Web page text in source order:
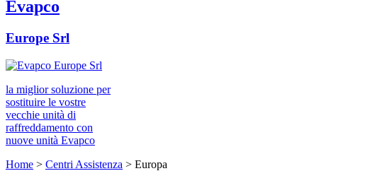
Evapco
Europe Srl
la miglior soluzione per
sostituire le vostre
vecchie unità di
raffreddamento con
nuove unità Evapco
Home > Centri Assistenza > Europa